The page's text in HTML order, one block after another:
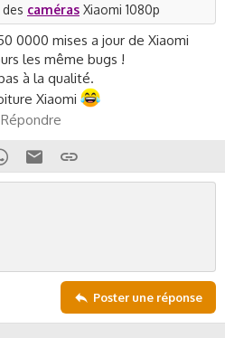
caméras Xiaomi 1080p
0000 mises a jour de Xiaomi
les même bugs !
à la qualité.
Xiaomi
Répondre
WhatsApp
Email
Poster une réponse